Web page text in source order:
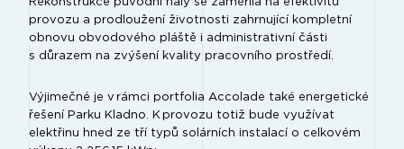
Rekonstrukce původní haly se zaměřila na efektivitu
provozu a prodloužení životnosti zahrnující kompletní
obnovu obvodového pláště i administrativní části
s důrazem na zvýšení kvality pracovního prostředí.
Výjimečné je v rámci portfolia Accolade také energetické
řešení Parku Kladno. K provozu totiž bude využívat
elektřinu hned ze tří typů solárních instalací o celkovém